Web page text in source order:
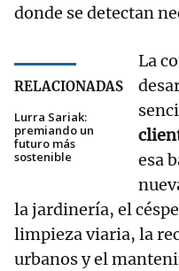
donde se detectan
RELACIONADAS
Lurra Sariak:
premiando un
futuro más
sostenible
La
esa
la jardinería, el
limpieza viaria, la
urbanos y el